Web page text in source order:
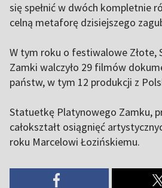
się spełnić w dwóch kompletnie
celną metaforę dzisiejszego
W tym roku o festiwalowe Złote,
Zamki walczyło 29 filmów
państw, w tym 12 produkcji z
Statuetkę Platynowego Zamku,
całokształt osiągnięć
roku Marcelowi Łozińskiemu.